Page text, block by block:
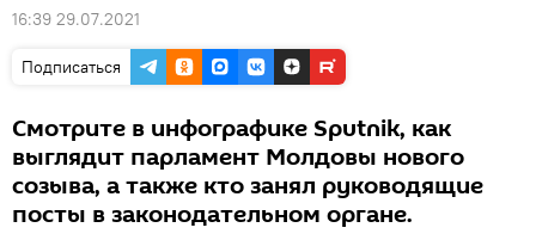
16:39 29.07.2021
Подписаться
Смотрите в инфографике Sputnik, как
выглядит парламент Молдовы нового
созыва, а также кто занял руководящие
посты в законодательном органе.